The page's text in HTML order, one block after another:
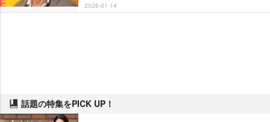
2026-01-14
話題の特集をPICK UP！